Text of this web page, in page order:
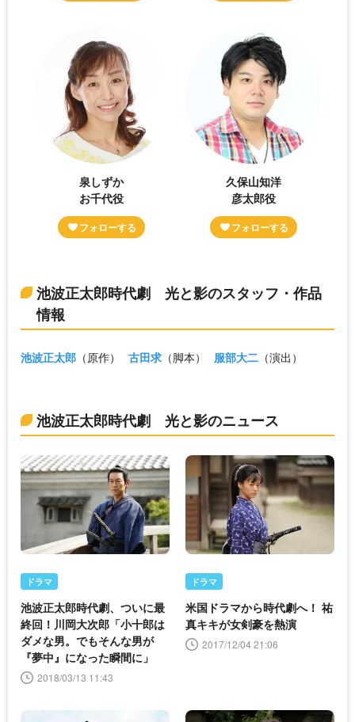
泉しずか
お千代役
久保山知洋
彦太郎役
池波正太郎時代劇 光と影のスタッフ・作品
情報
池波正太郎 （原作） 古田求 （脚本） 服部大二 （演出）
池波正太郎時代劇 光と影のニュース
ドラマ
池波正太郎時代劇、ついに最
終回！川岡大次郎「小十郎は
ダメな男。でもそんな男が
『夢中』になった瞬間に」
2018/03/13 11:43
ドラマ
米国ドラマから時代劇へ！ 祐
真キキが女剣豪を熱演
2017/12/04 21:06